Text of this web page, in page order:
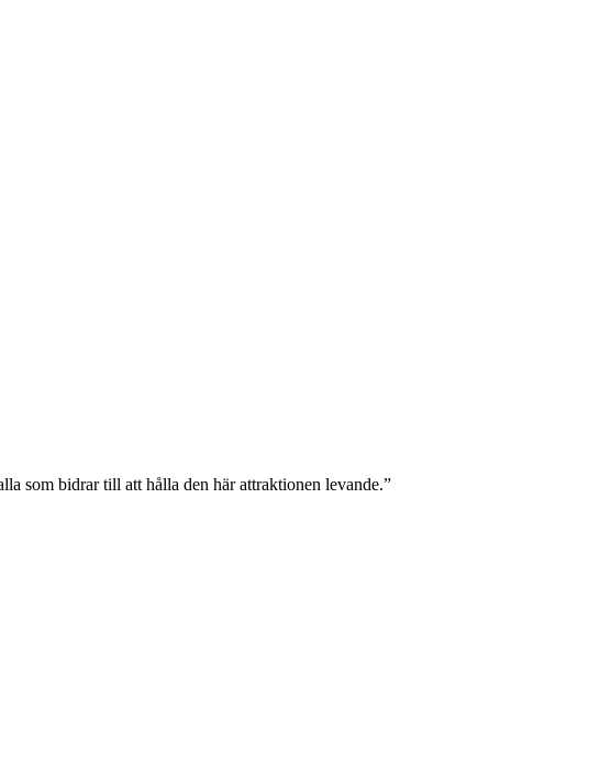
som bidrar till att hålla den här attraktionen levande.”